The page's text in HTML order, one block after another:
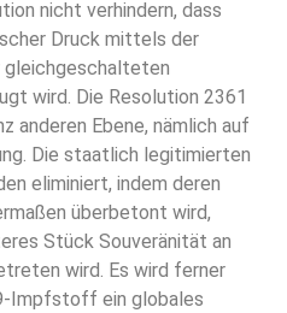
nicht verhindern, dass
Druck mittels der
gleichgeschalteten
wird. Die Resolution 2361
anderen Ebene, nämlich auf
Die staatlich legitimierten
eliminiert, indem deren
überbetont wird,
Stück Souveränität an
wird. Es wird ferner
Impfstoff ein globales